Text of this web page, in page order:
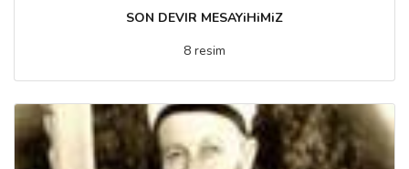
SON DEVIR MESAYiHiMiZ
8 resim